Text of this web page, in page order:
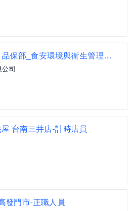
1-H2 食安管理本部 品保部_食安環境與衛生管理資深專員
司
屋 台南三井店-計時店員
發門市-正職人員